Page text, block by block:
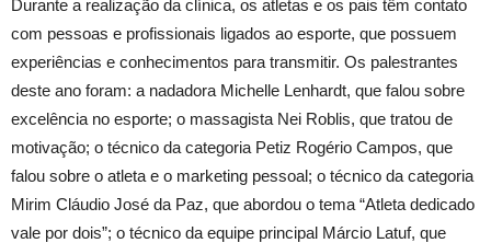
Durante a realização da clínica, os atletas e os pais têm contato
com pessoas e profissionais ligados ao esporte, que possuem
experiências e conhecimentos para transmitir. Os palestrantes
deste ano foram: a nadadora Michelle Lenhardt, que falou sobre
excelência no esporte; o massagista Nei Roblis, que tratou de
motivação; o técnico da categoria Petiz Rogério Campos, que
falou sobre o atleta e o marketing pessoal; o técnico da categoria
Mirim Cláudio José da Paz, que abordou o tema “Atleta dedicado
vale por dois”; o técnico da equipe principal Márcio Latuf, que